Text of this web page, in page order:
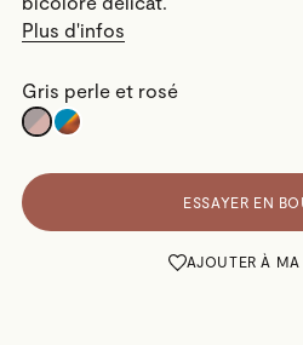
Plus d'infos
Gris perle et rosé
ESSAYER EN
AJOUTER À MA